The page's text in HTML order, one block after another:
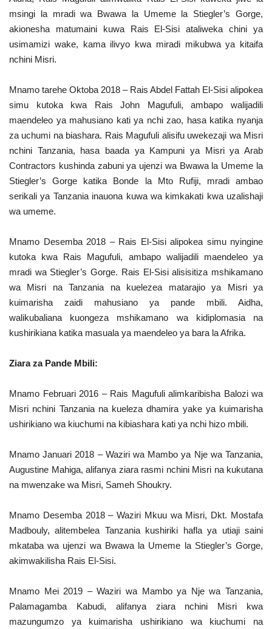
msingi la mradi wa Bwawa la Umeme la Stiegler’s Gorge,
akionesha matumaini kuwa Rais El-Sisi ataliweka chini ya
usimamizi wake, kama ilivyo kwa miradi mikubwa ya kitaifa
nchini Misri.
Mnamo tarehe Oktoba 2018 – Rais Abdel Fattah El-Sisi alipokea
simu kutoka kwa Rais John Magufuli, ambapo walijadili
maendeleo ya mahusiano kati ya nchi zao, hasa katika nyanja
za uchumi na biashara. Rais Magufuli alisifu uwekezaji wa Misri
nchini Tanzania, hasa baada ya Kampuni ya Misri ya Arab
Contractors kushinda zabuni ya ujenzi wa Bwawa la Umeme la
Stiegler’s Gorge katika Bonde la Mto Rufiji, mradi ambao
serikali ya Tanzania inauona kuwa wa kimkakati kwa uzalishaji
wa umeme.
Mnamo Desemba 2018 – Rais El-Sisi alipokea simu nyingine
kutoka kwa Rais Magufuli, ambapo walijadili maendeleo ya
mradi wa Stiegler’s Gorge. Rais El-Sisi alisisitiza mshikamano
wa Misri na Tanzania na kuelezea matarajio ya Misri ya
kuimarisha zaidi mahusiano ya pande mbili. Aidha,
walikubaliana kuongeza mshikamano wa kidiplomasia na
kushirikiana katika masuala ya maendeleo ya bara la Afrika.
Ziara za Pande Mbili:
Mnamo Februari 2016 – Rais Magufuli alimkaribisha Balozi wa
Misri nchini Tanzania na kueleza dhamira yake ya kuimarisha
ushirikiano wa kiuchumi na kibiashara kati ya nchi hizo mbili.
Mnamo Januari 2018 – Waziri wa Mambo ya Nje wa Tanzania,
Augustine Mahiga, alifanya ziara rasmi nchini Misri na kukutana
na mwenzake wa Misri, Sameh Shoukry.
Mnamo Desemba 2018 – Waziri Mkuu wa Misri, Dkt. Mostafa
Madbouly, alitembelea Tanzania kushiriki hafla ya utiaji saini
mkataba wa ujenzi wa Bwawa la Umeme la Stiegler’s Gorge,
akimwakilisha Rais El-Sisi.
Mnamo Mei 2019 – Waziri wa Mambo ya Nje wa Tanzania,
Palamagamba Kabudi, alifanya ziara nchini Misri kwa
mazungumzo ya kuimarisha ushirikiano wa kiuchumi na